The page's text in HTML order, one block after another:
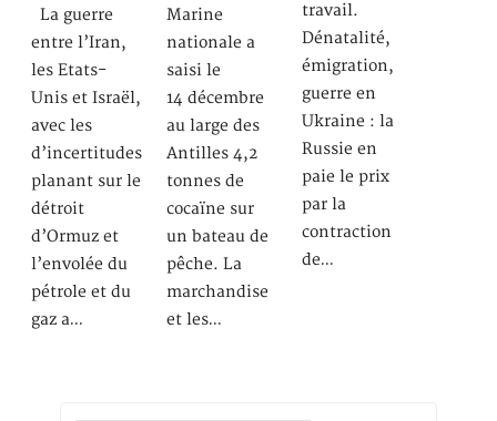
La guerre
entre l’Iran,
les Etats-
Unis et Israël,
avec les
d’incertitudes
planant sur le
détroit
d’Ormuz et
l’envolée du
pétrole et du
gaz a…
Marine
nationale a
saisi le
14 décembre
au large des
Antilles 4,2
tonnes de
cocaïne sur
un bateau de
pêche. La
marchandise
et les…
travail.
Dénatalité,
émigration,
guerre en
Ukraine : la
Russie en
paie le prix
par la
contraction
de…